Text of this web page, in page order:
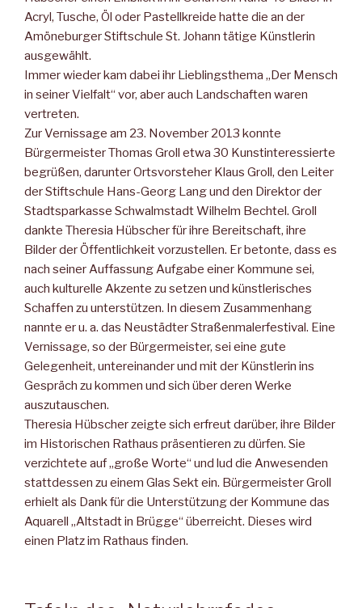
Acryl, Tusche, Öl oder Pastellkreide hatte die an der
Amöneburger Stiftschule St. Johann tätige Künstlerin
ausgewählt.
Immer wieder kam dabei ihr Lieblingsthema „Der Mensch
in seiner Vielfalt“ vor, aber auch Landschaften waren
vertreten.
Zur Vernissage am 23. November 2013 konnte
Bürgermeister Thomas Groll etwa 30 Kunstinteressierte
begrüßen, darunter Ortsvorsteher Klaus Groll, den Leiter
der Stiftschule Hans-Georg Lang und den Direktor der
Stadtsparkasse Schwalmstadt Wilhelm Bechtel. Groll
dankte Theresia Hübscher für ihre Bereitschaft, ihre
Bilder der Öffentlichkeit vorzustellen. Er betonte, dass es
nach seiner Auffassung Aufgabe einer Kommune sei,
auch kulturelle Akzente zu setzen und künstlerisches
Schaffen zu unterstützen. In diesem Zusammenhang
nannte er u. a. das Neustädter Straßenmalerfestival. Eine
Vernissage, so der Bürgermeister, sei eine gute
Gelegenheit, untereinander und mit der Künstlerin ins
Gespräch zu kommen und sich über deren Werke
auszutauschen.
Theresia Hübscher zeigte sich erfreut darüber, ihre Bilder
im Historischen Rathaus präsentieren zu dürfen. Sie
verzichtete auf „große Worte“ und lud die Anwesenden
stattdessen zu einem Glas Sekt ein. Bürgermeister Groll
erhielt als Dank für die Unterstützung der Kommune das
Aquarell „Altstadt in Brügge“ überreicht. Dieses wird
einen Platz im Rathaus finden.